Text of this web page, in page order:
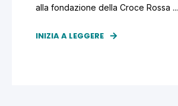
alla fondazione della Croce Rossa ...
INIZIA A LEGGERE